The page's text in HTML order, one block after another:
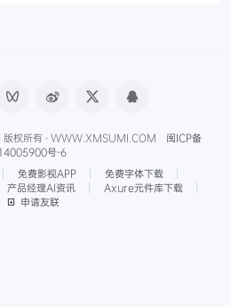
权所有 · WWW.XMSUMI.COM 闽ICP备
号-6
免费影视APP
免费字体下载
产品经理AI资讯
Axure元件库下载
申请友联